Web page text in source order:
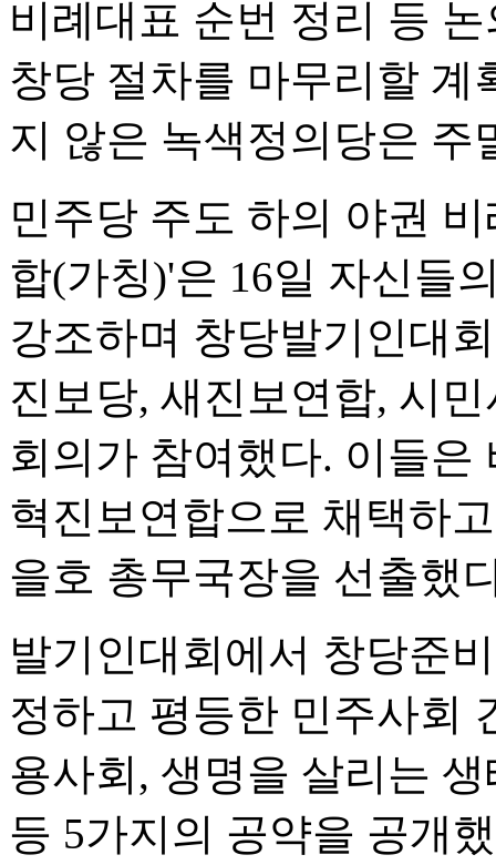
비례대표 순번 정리 등
창당 절차를 마무리할 계
지 않은 녹색정의당은 주
민주당 주도 하의 야권
합(가칭)'은 16일 자신들
강조하며 창당발기인대
진보당, 새진보연합, 시
회의가 참여했다. 이들은
혁진보연합으로 채택하
을호 총무국장을 선출했
발기인대회에서 창당준
정하고 평등한 민주사회
용사회, 생명을 살리는
등 5가지의 공약을 공개